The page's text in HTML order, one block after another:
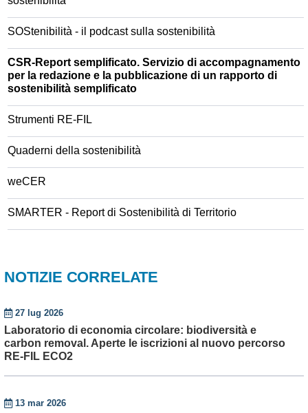
SOStenibilità - il podcast sulla sostenibilità
CSR-Report semplificato. Servizio di accompagnamento
per la redazione e la pubblicazione di un rapporto di
sostenibilità semplificato
Strumenti RE-FIL
Quaderni della sostenibilità
weCER
SMARTER - Report di Sostenibilità di Territorio
NOTIZIE CORRELATE
27 lug 2026
Laboratorio di economia circolare: biodiversità e
carbon removal. Aperte le iscrizioni al nuovo percorso
RE-FIL ECO2
13 mar 2026